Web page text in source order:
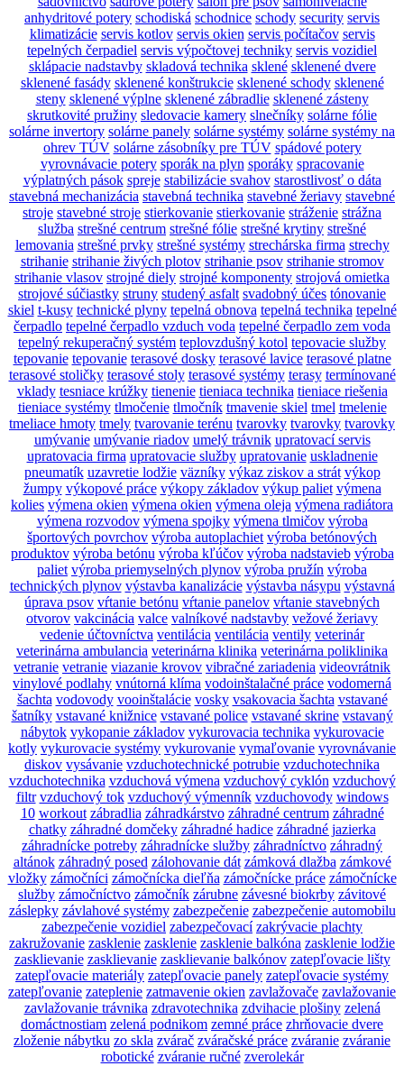
anhydritové potery schodiská schodnice schody security servis
klimatizácie servis kotlov servis okien servis počítačov servis
tepelných čerpadiel servis výpočtovej techniky servis vozidiel
sklápacie nadstavby skladová technika sklené sklenené dvere
sklenené fasády sklenené konštrukcie sklenené schody sklenené
steny sklenené výplne sklenené zábradlie sklenené zásteny
skrutkovité pružiny sledovacie kamery slnečníky solárne fólie
solárne invertory solárne panely solárne systémy solárne systémy na
ohrev TÚV solárne zásobníky pre TÚV spádové potery
vyrovnávacie potery sporák na plyn sporáky spracovanie
výplatných pások spreje stabilizácie svahov starostlivosť o dáta
stavebná mechanizácia stavebná technika stavebné žeriavy stavebné
stroje stavebné stroje stierkovanie stierkovanie stráženie strážna
služba strešné centrum strešné fólie strešné krytiny strešné
lemovania strešné prvky strešné systémy strechárska firma strechy
strihanie strihanie živých plotov strihanie psov strihanie stromov
strihanie vlasov strojné diely strojné komponenty strojová omietka
strojové súčiastky struny studený asfalt svadobný účes tónovanie
skiel t-kusy technické plyny tepelná obnova tepelná technika tepelné
čerpadlo tepelné čerpadlo vzduch voda tepelné čerpadlo zem voda
tepelný rekuperačný systém teplovzdušný kotol tepovacie služby
tepovanie tepovanie terasové dosky terasové lavice terasové platne
terasové stoličky terasové stoly terasové systémy terasy termínované
vklady tesniace krúžky tienenie tieniaca technika tieniace riešenia
tieniace systémy tlmočenie tlmočník tmavenie skiel tmel tmelenie
tmeliace hmoty tmely tvarovanie terénu tvarovky tvarovky tvarovky
umývanie umývanie riadov umelý trávnik upratovací servis
upratovacia firma upratovacie služby upratovanie uskladnenie
pneumatík uzavretie lodžie väzníky výkaz ziskov a strát výkop
žumpy výkopové práce výkopy základov výkup paliet výmena
kolies výmena okien výmena okien výmena oleja výmena radiátora
výmena rozvodov výmena spojky výmena tlmičov výroba
športových povrchov výroba autoplachiet výroba betónových
produktov výroba betónu výroba kľúčov výroba nadstavieb výroba
paliet výroba priemyselných plynov výroba pružín výroba
technických plynov výstavba kanalizácie výstavba násypu výstavná
úprava psov vŕtanie betónu vŕtanie panelov vŕtanie stavebných
otvorov vakcinácia valce valníkové nadstavby vežové žeriavy
vedenie účtovníctva ventilácia ventilácia ventily veterinár
veterinárna ambulancia veterinárna klinika veterinárna poliklinika
vetranie vetranie viazanie krovov vibračné zariadenia videovrátnik
vinylové podlahy vnútorná klíma vodoinštalačné práce vodomerná
šachta vodovody vooinštalácie vosky vsakovacia šachta vstavané
šatníky vstavané knižnice vstavané police vstavané skrine vstavaný
nábytok vykopanie základov vykurovacia technika vykurovacie
kotly vykurovacie systémy vykurovanie vymaľovanie vyrovnávanie
diskov vysávanie vzduchotechnické potrubie vzduchotechnika
vzduchotechnika vzduchová výmena vzduchový cyklón vzduchový
filtr vzduchový tok vzduchový výmenník vzduchovody windows
10 workout zábradlia záhradkárstvo záhradné centrum záhradné
chatky záhradné domčeky záhradné hadice záhradné jazierka
záhradnícke potreby záhradnícke služby záhradníctvo záhradný
altánok záhradný posed zálohovanie dát zámková dlažba zámkové
vložky zámočníci zámočnícka dieľňa zámočnícke práce zámočnícke
služby zámočníctvo zámočník zárubne závesné biokrby závitové
záslepky závlahové systémy zabezpečenie zabezpečenie automobilu
zabezpečenie vozidiel zabezpečovací zakrývacie plachty
zakružovanie zasklenie zasklenie zasklenie balkóna zasklenie lodžie
zasklievanie zasklievanie zasklievanie balkónov zatepľovacie lišty
zatepľovacie materiály zatepľovacie panely zatepľovacie systémy
zatepľovanie zateplenie zatmavenie okien zavlažovače zavlažovanie
zavlažovanie trávnika zdravotechnika zdvihacie plošiny zelená
domáctnostiam zelená podnikom zemné práce zhrňovacie dvere
zloženie nábytku zo skla zvárač zváračské práce zváranie zváranie
robotické zváranie ručné zverolekár